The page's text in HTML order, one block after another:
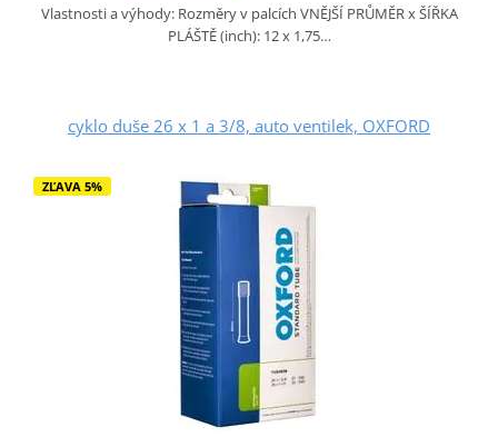
Vlastnosti a výhody: Rozměry v palcích VNĚJŠÍ PRŮMĚR x ŠÍŘKA
PLÁŠTĚ (inch): 12 x 1,75…
cyklo duše 26 x 1 a 3/8, auto ventilek, OXFORD
ZĽAVA 5%